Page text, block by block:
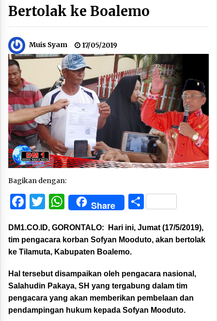
Bertolak ke Boalemo
Muis Syam 17/05/2019
Bagikan dengan:
Facebook
Twitter
WhatsApp
Share Share
DM1.CO.ID, GORONTALO: Hari ini, Jumat (17/5/2019),
tim pengacara korban Sofyan Mooduto, akan bertolak
ke Tilamuta, Kabupaten Boalemo.
Hal tersebut disampaikan oleh pengacara nasional,
Salahudin Pakaya, SH yang tergabung dalam tim
pengacara yang akan memberikan pembelaan dan
pendampingan hukum kepada Sofyan Mooduto.